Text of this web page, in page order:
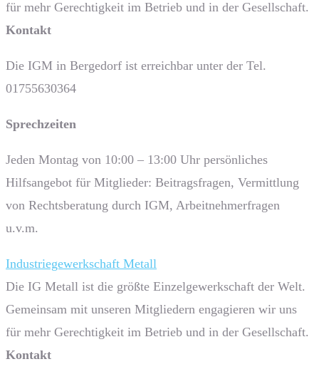
für mehr Gerechtigkeit im Betrieb und in der Gesellschaft.
Kontakt
Die IGM in Bergedorf ist erreichbar unter der Tel.
01755630364
Sprech­zeiten
Jeden Montag von 10:00 – 13:00 Uhr persönliches
Hilfsangebot für Mitglieder: Beitragsfragen, Vermittlung
von Rechtsberatung durch IGM, Arbeitnehmerfragen
u.v.m.
Industriegewerkschaft Metall
Die IG Metall ist die größte Einzelgewerkschaft der Welt.
Gemeinsam mit unseren Mitgliedern engagieren wir uns
für mehr Gerechtigkeit im Betrieb und in der Gesellschaft.
Kontakt